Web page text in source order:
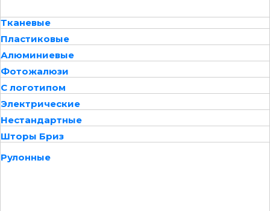
Тканевые
Пластиковые
Алюминиевые
Фотожалюзи
С логотипом
Электрические
Нестандартные
Шторы Бриз
Рулонные